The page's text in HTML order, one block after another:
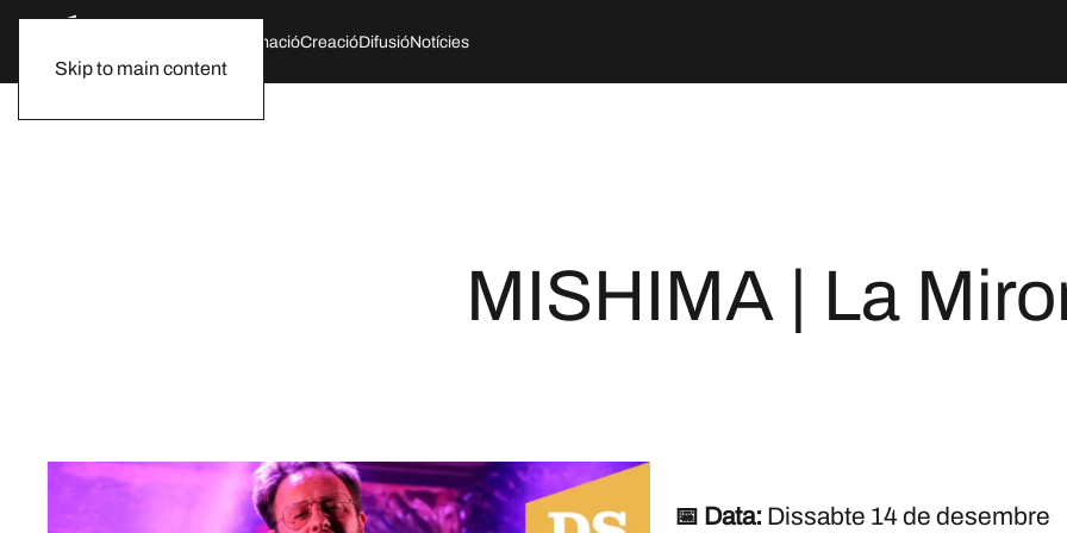
Skip to main content
FormacióCreacióDifusióNotícies
MISHIMA | La
📅 Data: Dissabte 14 de desembre